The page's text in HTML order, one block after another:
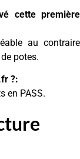
cette première
au contraire
potes.
?:
en PASS.